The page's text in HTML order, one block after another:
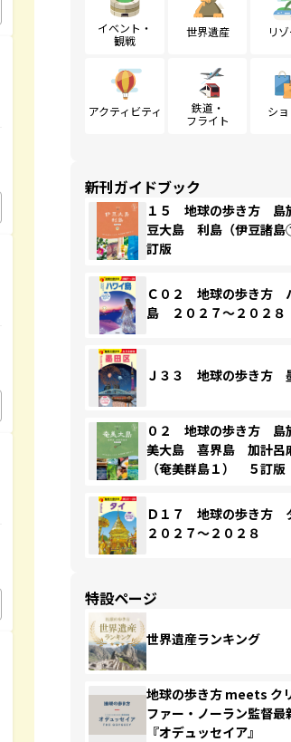
イベント・
観戦
世界遺産 リ
アクティビティ
鉄道・
フライト
シ
新刊ガイドブック
１５ 地球の歩き方
豆大島 利島（伊豆諸島
訂版
Ｃ０２ 地球の歩き方
島 ２０２７～２０２８
Ｊ３３ 地球の歩き方
０２ 地球の歩き方
美大島 喜界島 加計呂
（奄美群島１） ５訂版
Ｄ１７ 地球の歩き方
２０２７～２０２８
特設ページ
世界遺産ランキング
地球の歩き方 meets ク
ファー・ノーラン監督最
『オデュッセイア』